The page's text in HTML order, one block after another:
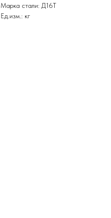
Марка стали: Д16Т
Ед.изм.: кг